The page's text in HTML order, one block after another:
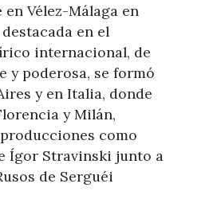
de Turismo
al extranjero
Ayuntamiento
del municipio
Ilustres
y eventos
de singularidad turística
Santa de Vélez-
fotográfica de eventos
turísticas
y teléfonos del
en Vélez-Málaga en
en el
internacional, de
y poderosa, se formó
y en Italia, donde
y Milán,
como
Ígor Stravinski junto a
de Serguéi